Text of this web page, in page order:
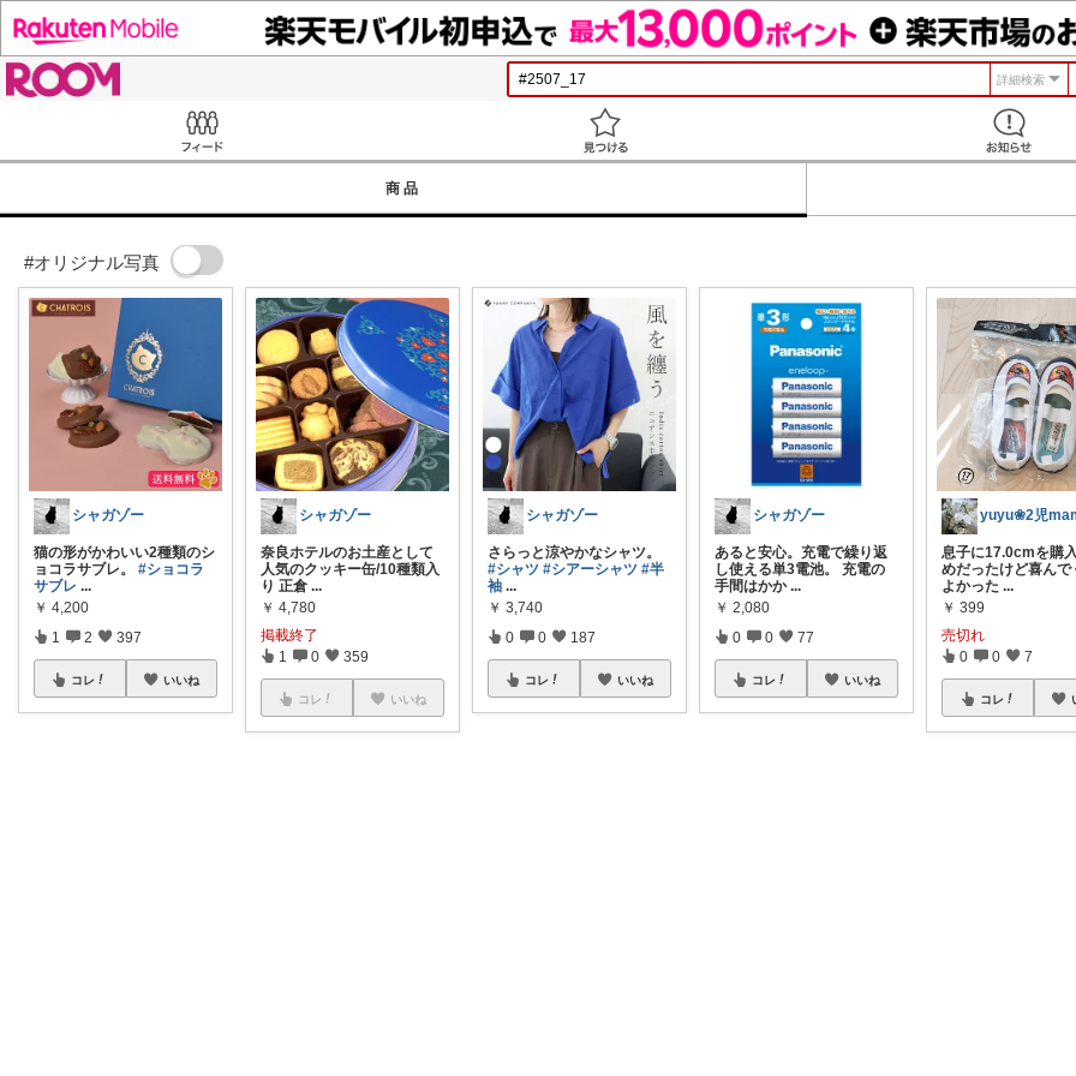
詳細検索
商品
#オリジナル写真
シャガゾー
猫の形がかわいい2種類のシ
ョコラサブレ。 #ショコラ
サブレ ...
￥ 4,200
1 2 397
コレ いいね
シャガゾー
奈良ホテルのお土産として
人気のクッキー缶/10種類入
り 正倉 ...
￥ 4,780
掲載終了
1 0 359
コレ いいね
シャガゾー
さらっと涼やかなシャツ。
#シャツ #シアーシャツ #半
袖 ...
￥ 3,740
0 0 187
コレ いいね
シャガゾー
あると安心。充電で繰り返
し使える単3電池。 充電の
手間はかか ...
￥ 2,080
0 0 77
コレ いいね
息子に17.0cmを購
めだったけど喜んで
よかった ...
￥ 399
売切れ
0 0 7
コレ